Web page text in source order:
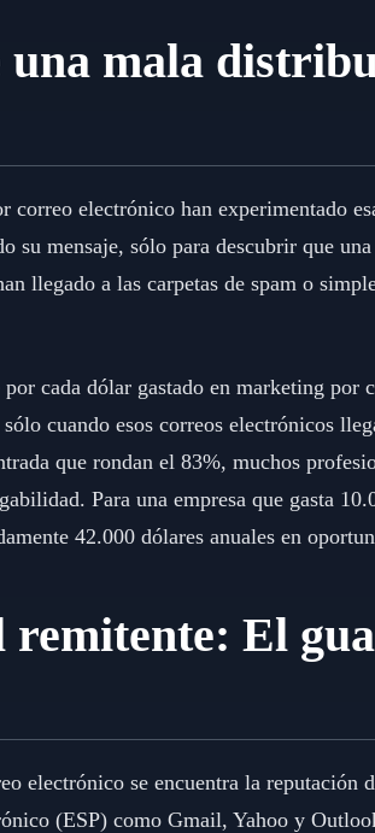
una mala
electrónico han experimentado
su mensaje, sólo para descubrir que
llegado a las carpetas de spam o
cada dólar gastado en marketing por
cuando esos correos electrónicos
que rondan el 83%, muchos
Para una empresa que gasta
42.000 dólares anuales en
El
electrónico se encuentra la reputación
(ESP) como Gmail, Yahoo y